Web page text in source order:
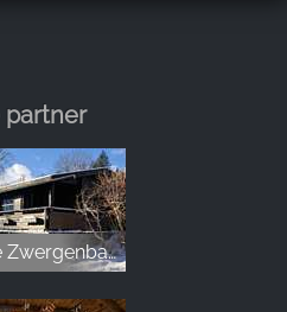
Radloff,
2, 2026
Urlaub war recht spontan
ganz bewusst gewählt!
partner
Die Zwergenbaude